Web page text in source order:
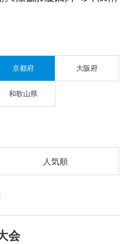
京都府 大阪府
和歌山県
人気順
会